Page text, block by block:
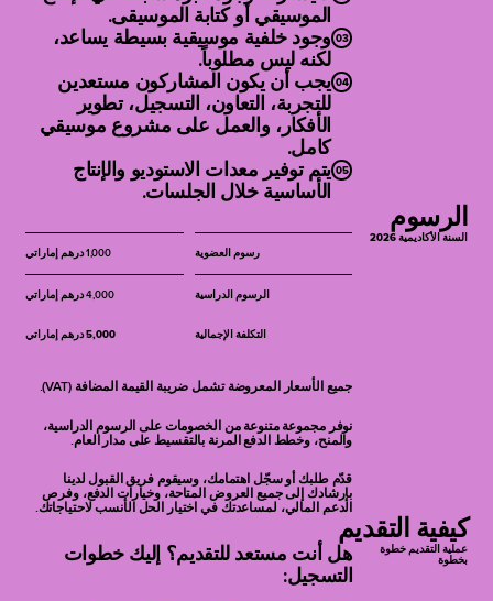
يغادر كل مشارك بنسخة نهائية خضعت
للماسترينغ، وتم تصديرها بالصيغ المناسبة
لتكون جاهزة للمشاركة أو الإصدار.
الإبداعية والتقنية، ويتلقّون الملاحظات
والتوجيهات التي تساعدهم على مواصلة
تطوير موسيقاهم بعد انتهاء المخيم.
يغادر كل مشارك بمقطوعة موسيقية
مكتملة الإنتاج، وخبرة في تقديم مشروعه
أمام الآخرين، وخطوات واضحة لمواصلة
رحلته في مجال الإنتاج الموسيقي المتأثر
بالألوان والأنماط العربية.
الموسيقي أو كتابة الموسيقى.
وجود خلفية موسيقية بسيطة يساعد،
لكنه ليس مطلوباً.
يجب أن يكون المشاركون مستعدين
للتجربة، التعاون، التسجيل، تطوير
الأفكار، والعمل على مشروع موسيقي
كامل.
يتم توفير معدات الاستوديو والإنتاج
الأساسية خلال الجلسات.
الرسوم
السنة الأكاديمية 2026
رسوم العضوية
1,000 درهم إماراتي
الرسوم الدراسية 4,000 درهم إماراتي
التكلفة الإجمالية 5,000 درهم إماراتي
جميع الأسعار المعروضة تشمل ضريبة القيمة المضافة (VAT).
نوفر مجموعة متنوعة من الخصومات على الرسوم الدراسية،
والمنح، وخطط الدفع المرنة بالتقسيط على مدار العام.
قدّم طلبك أو سجّل اهتمامك، وسيقوم فريق القبول لدينا
بإرشادك إلى جميع العروض المتاحة، وخيارات الدفع، وفرص
الدعم المالي، لمساعدتك في اختيار الحل الأنسب لاحتياجاتك.
كيفية التقديم
عملية التقديم خطوة
بخطوة
هل أنت مستعد للتقديم؟ إليك خطوات
التسجيل: